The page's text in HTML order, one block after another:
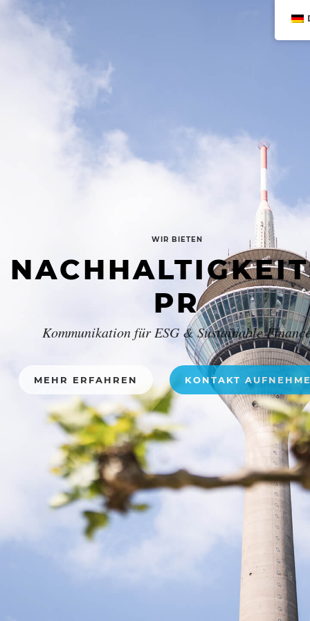
WIR BIETEN
PR
Kommunikation für ESG & Sustainable
MEHR ERFAHREN KONTAKT